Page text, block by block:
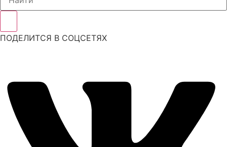
ПОДЕЛИТСЯ В СОЦСЕТЯХ